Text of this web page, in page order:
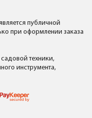
публичной
при оформлении заказа
техники,
инструмента,